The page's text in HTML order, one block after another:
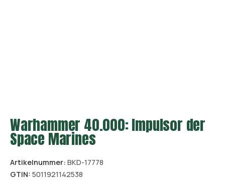
Warhammer 40.000: Impulsor der
Space Marines
Artikelnummer: BKD-17778
GTIN: 5011921142538